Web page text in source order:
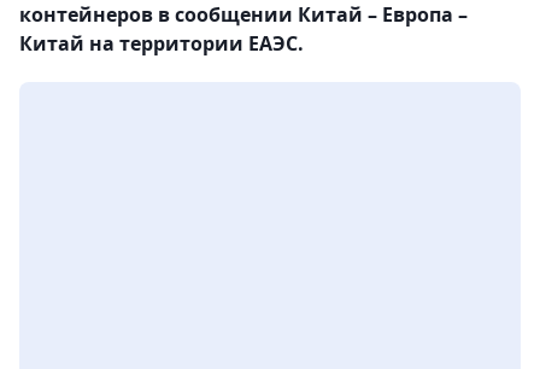
контейнеров в сообщении Китай – Европа –
Китай на территории ЕАЭС.